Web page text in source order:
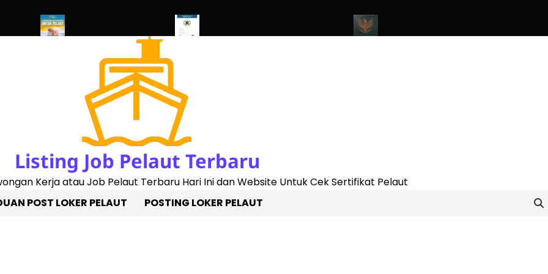
Listing Job Pelaut Terbaru
Kerja atau Job Pelaut Terbaru Hari Ini dan Website Untuk Cek Sertifikat Pelaut
POST LOKER PELAUT POSTING LOKER PELAUT